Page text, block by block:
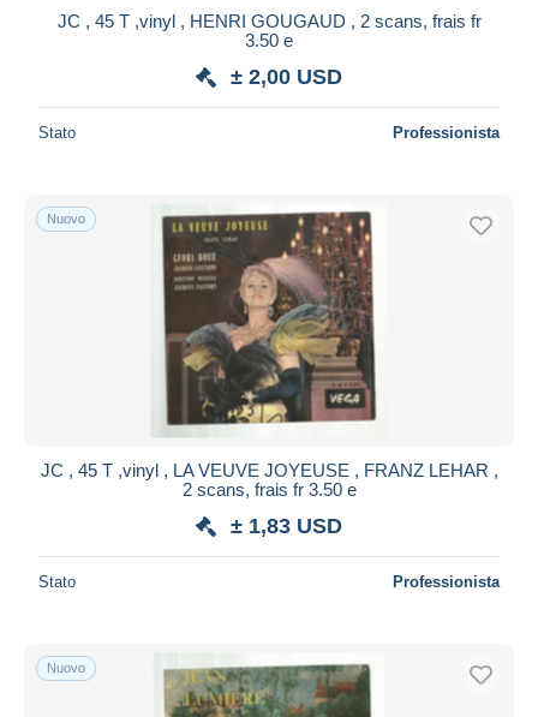
JC , 45 T ,vinyl , HENRI GOUGAUD , 2 scans, frais fr
3.50 e
± 2,00 USD
Stato Professionista
Nuovo
JC , 45 T ,vinyl , LA VEUVE JOYEUSE , FRANZ LEHAR ,
2 scans, frais fr 3.50 e
± 1,83 USD
Stato Professionista
Nuovo